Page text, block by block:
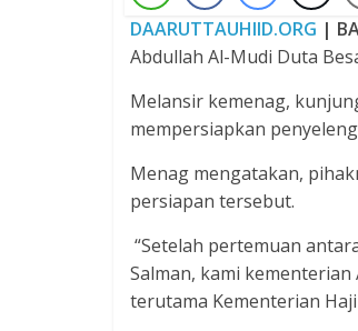
DAARUTTAUHIID.ORG |
Abdullah Al-Mudi Duta
Melansir kemenag,
mempersiapkan
Menag mengatakan,
persiapan tersebut.
“Setelah pertemuan
Salman, kami
terutama Kementerian